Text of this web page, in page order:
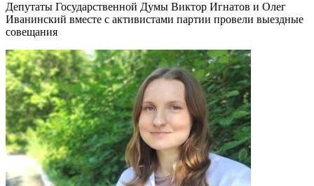
Депутаты Государственной Думы Виктор Игнатов и Олег
Иванинский вместе с активистами партии провели выездные
совещания